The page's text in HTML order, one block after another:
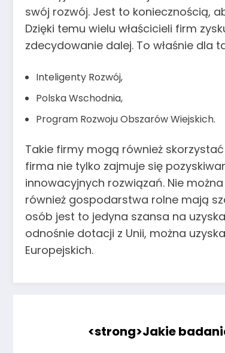
swój rozwój. Jest to koniecznością,
Dzięki temu wielu właścicieli firm
zdecydowanie dalej. To właśnie dla
Inteligenty Rozwój,
Polska Wschodnia,
Program Rozwoju Obszarów Wiejskich.
Takie firmy mogą również
firma nie tylko zajmuje się
innowacyjnych rozwiązań. Nie
również gospodarstwa rolne mają
osób jest to jedyna szansa na
odnośnie dotacji z Unii, można
Europejskich.
<strong>Jakie